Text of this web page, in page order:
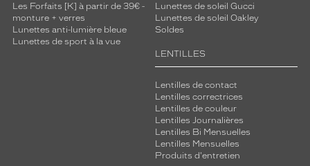
Les Forfaits [K] à partir de 39€ -
monture + verres
Lunettes anti-lumière bleue
Lunettes de sport à la vue
Lunettes de soleil Gucci
Lunettes de soleil Oakley
Soldes
LENTILLES
Lentilles de contact
Lentilles correctrices
Lentilles de couleur
Lentilles Journalières
Lentilles Bi Mensuelles
Lentilles Mensuelles
Produits d'entretien